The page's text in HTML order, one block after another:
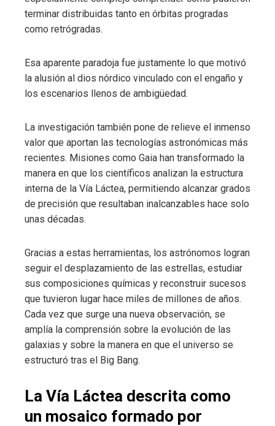
terminar distribuidas tanto en órbitas progradas
como retrógradas.
Esa aparente paradoja fue justamente lo que motivó
la alusión al dios nórdico vinculado con el engaño y
los escenarios llenos de ambigüedad.
La investigación también pone de relieve el inmenso
valor que aportan las tecnologías astronómicas más
recientes. Misiones como Gaia han transformado la
manera en que los científicos analizan la estructura
interna de la Vía Láctea, permitiendo alcanzar grados
de precisión que resultaban inalcanzables hace solo
unas décadas.
Gracias a estas herramientas, los astrónomos logran
seguir el desplazamiento de las estrellas, estudiar
sus composiciones químicas y reconstruir sucesos
que tuvieron lugar hace miles de millones de años.
Cada vez que surge una nueva observación, se
amplía la comprensión sobre la evolución de las
galaxias y sobre la manera en que el universo se
estructuró tras el Big Bang.
La Vía Láctea descrita como
un mosaico formado por